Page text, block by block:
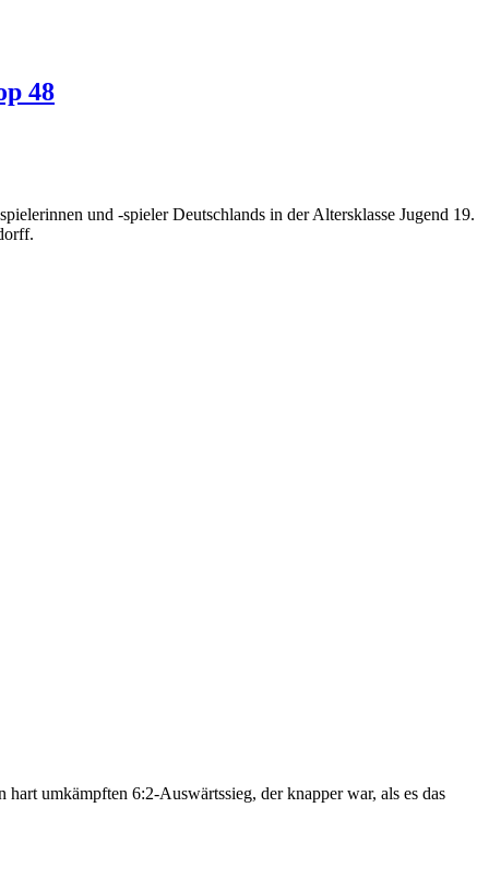
48
und -spieler Deutschlands in der Altersklasse Jugend 19.
umkämpften 6:2-Auswärtssieg, der knapper war, als es das